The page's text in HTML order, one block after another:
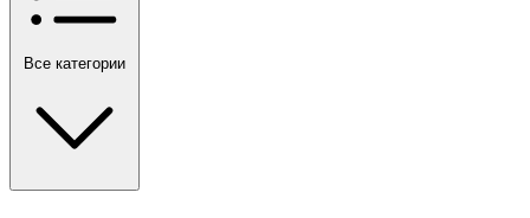
Все категории